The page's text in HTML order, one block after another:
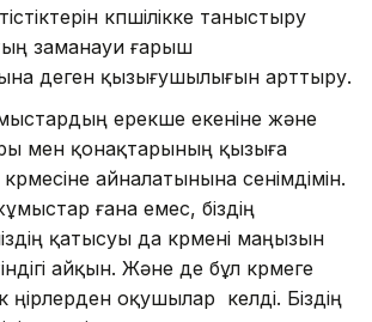
көпшілікке таныстыру
заманауи ғарыш
деген қызығушылығын арттыру.
ерекше екеніне және
мен қонақтарының қызыға
айналатынына сенімдімін.
ғана емес, біздің
қатысуы да көрмені маңызын
айқын. Және де бұл көрмеге
өңірлерден оқушылар келді. Біздің